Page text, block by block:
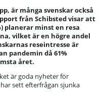
är många svenskar också
från Schibsted visar att
planerar minst en resa
vilket är en högre andel
reseintresse är
pandemin då 61%
året.
är goda nyheter för
sett efterfrågan sjunka